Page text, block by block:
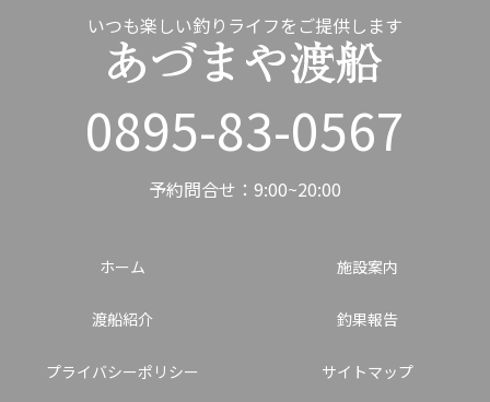
いつも楽しい釣りライフをご提供します
0895-83-0567
予約問合せ：9:00~20:00
ホーム 施設案内
渡船紹介 釣果報告
プライバシーポリシー サイトマップ